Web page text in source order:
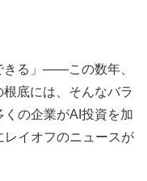
きる」——この数年、
底には、そんなバラ
の企業がAI投資を加
イオフのニュースが